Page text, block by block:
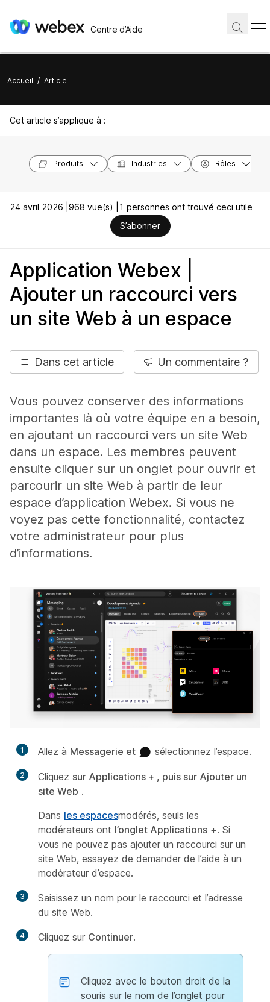
Centre d’Aide
Accueil / Article
Cet article s’applique à :
Produits Industries Rôles
24 avril 2026 | 968 vue(s) |
1 personnes ont trouvé ceci utile
S’abonner
Application Webex |
Ajouter un raccourci vers
un site Web à un espace
Dans cet article Un commentaire ?
Vous pouvez conserver des informations
importantes là où votre équipe en a besoin,
en ajoutant un raccourci vers un site Web
dans un espace. Les membres peuvent
ensuite cliquer sur un onglet pour ouvrir et
parcourir un site Web à partir de leur
espace d’application Webex. Si vous ne
voyez pas cette fonctionnalité, contactez
votre administrateur pour plus
d’informations.
1 Allez à Messagerie et sélectionnez l’espace.
2 Cliquez sur Applications + , puis sur Ajouter un
site Web .
Dans les espacesmodérés, seuls les
modérateurs ont l’onglet Applications +. Si
vous ne pouvez pas ajouter un raccourci sur un
site Web, essayez de demander de l’aide à un
modérateur d’espace.
3
Saisissez un nom pour le raccourci et l’adresse
du site Web.
4 Cliquez sur Continuer.
Cliquez avec le bouton droit de la
souris sur le nom de l’onglet pour